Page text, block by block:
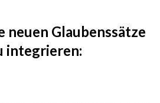
neuen Glaubenssätze
integrieren: